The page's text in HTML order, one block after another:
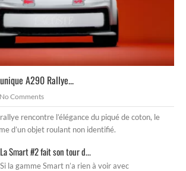
A290 Rallye...
No Comments
rencontre l’élégance du piqué de coton, le
d’un objet roulant non identifié.
La Smart #2 fait son tour d...
Si la gamme Smart n’a rien à voir avec